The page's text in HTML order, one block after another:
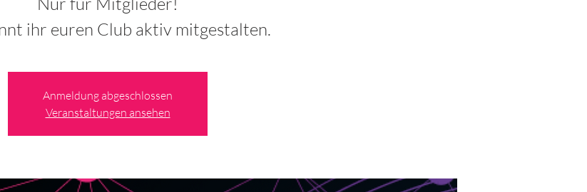
Anmeldung abgeschlossen
Veranstaltungen ansehen